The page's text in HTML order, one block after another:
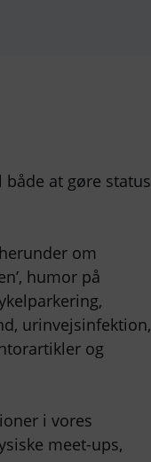
at gøre status
om
humor på
urinvejsinfektion,
og
i vores
meet-ups,